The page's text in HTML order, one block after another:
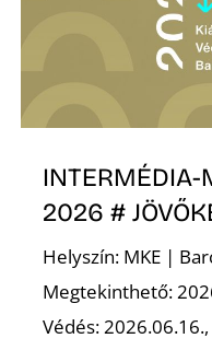
INTERMÉDIA-
2026 #
Helyszín: MKE |
Megtekinthető:
Védés: